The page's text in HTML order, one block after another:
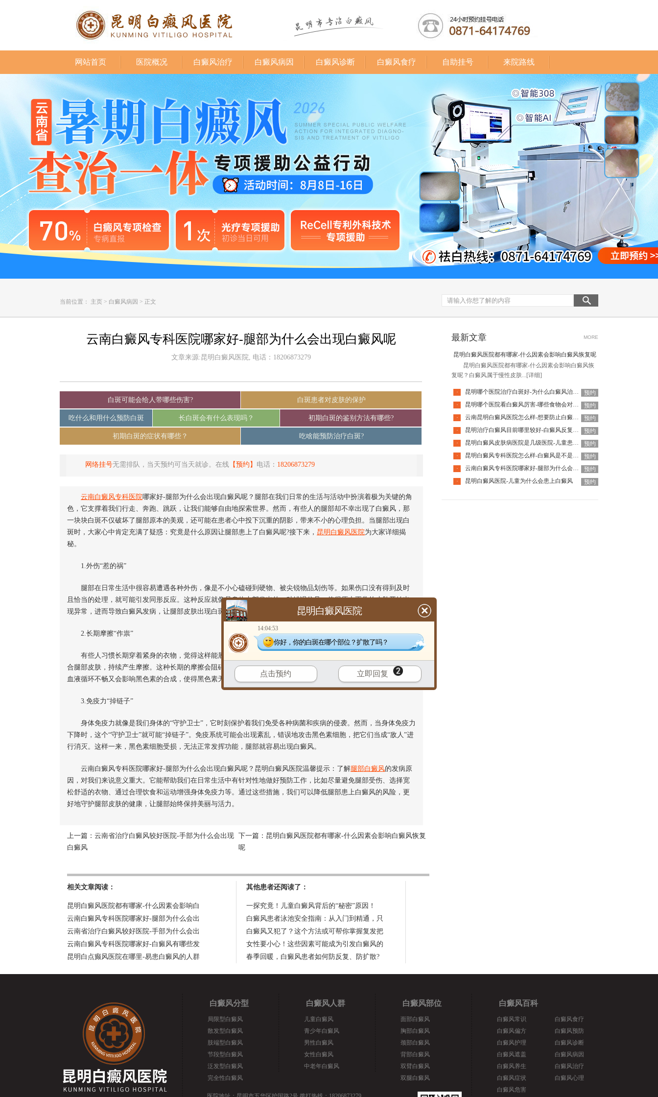
网站首页 医院概况 白癜风治疗 白癜风病因 白癜风诊断 白癜风食疗 自助挂号 来院路线
当前位置： 主页 > 白癜风病因 > 正文
云南白癜风专科医院哪家好-腿部为什么会出现白癜风呢
文章来源:昆明白癜风医院, 电话：18206873279
白斑可能会给人带哪些伤害? 白斑患者对皮肤的保护
吃什么和用什么预防白斑 长白斑会有什么表现吗？ 初期白斑的鉴别方法有哪些?
初期白斑的症状有哪些？ 吃啥能预防治疗白斑?
网络挂号无需排队，当天预约可当天就诊。在线 【预约】 电话： 18206873279
云南白癜风专科医院哪家好-腿部为什么会出现白癜风呢？腿部在我们日常的生活与活动中扮演着极为关键的角
色，它支撑着我们行走、奔跑、跳跃，让我们能够自由地探索世界。然而，有些人的腿部却不幸出现了白癜风，那
一块块白斑不仅破坏了腿部原本的美观，还可能在患者心中投下沉重的阴影，带来不小的心理负担。当腿部出现白
斑时，大家心中肯定充满了疑惑：究竟是什么原因让腿部患上了白癜风呢?接下来， 昆明白癜风医院为大家详细揭
秘。
1.外伤“惹的祸”
腿部在日常生活中很容易遭遇各种外伤，像是不小心磕碰到硬物、被尖锐物品划伤等。如果伤口没有得到及时
且恰当的处理，就可能引发同形反应。这种反应就像是身体内部发出的一种错误信号，使得原本正常的皮肤开始出
现异常，进而导致白癜风发病，让腿部皮肤出现白斑。
2.长期摩擦“作祟”
有些人习惯长期穿着紧身的衣物，觉得这样能展现身材或者更加舒适。但他们不知道的是，紧身衣物会紧紧贴
合腿部皮肤，持续产生摩擦。这种长期的摩擦会阻碍腿部皮肤的血液循环，就像给血液流动设置了一道道障碍。而
血液循环不畅又会影响黑色素的合成，使得黑色素无法正常生成和分布，从而增加了腿部患上白癜风的几率。
3.免疫力“掉链子”
身体免疫力就像是我们身体的“守护卫士”，它时刻保护着我们免受各种病菌和疾病的侵袭。然而，当身体免疫力
下降时，这个“守护卫士”就可能“掉链子”。免疫系统可能会出现紊乱，错误地攻击黑色素细胞，把它们当成“敌人”进
行消灭。这样一来，黑色素细胞受损，无法正常发挥功能，腿部就容易出现白癜风。
云南白癜风专科医院哪家好-腿部为什么会出现白癜风呢？昆明白癜风医院温馨提示：了解腿部白癜风的发病原
因，对我们来说意义重大。它能帮助我们在日常生活中有针对性地做好预防工作，比如尽量避免腿部受伤、选择宽
松舒适的衣物、通过合理饮食和运动增强身体免疫力等。通过这些措施，我们可以降低腿部患上白癜风的风险，更
好地守护腿部皮肤的健康，让腿部始终保持美丽与活力。
上一篇： 云南省治疗白癜风较好医院-手部为什么会出现
白癜风
下一篇： 昆明白癜风医院都有哪家-什么因素会影响白癜风恢复
呢
相关文章阅读：
昆明白癜风医院都有哪家-什么因素会影响白
云南白癜风专科医院哪家好-腿部为什么会出
云南省治疗白癜风较好医院-手部为什么会出
云南白癜风专科医院哪家好-白癜风有哪些发
昆明白点癫风医院在哪里-易患白癜风的人群
其他患者还阅读了：
一探究竟！儿童白癜风背后的“秘密”原因！
白癜风患者泳池安全指南：从入门到精通，只
白癜风又犯了？这个方法或可帮你掌握复发把
女性要小心！这些因素可能成为引发白癜风的
春季回暖，白癜风患者如何防反复、防扩散?
最新文章 MORE
昆明白癜风医院都有哪家-什么因素会影响白癜风恢复呢
昆明白癜风医院都有哪家-什么因素会影响白癜风恢
复呢？白癜风属于慢性皮肤... [详细]
· 昆明哪个医院治疗白斑好-为什么白癜风治疗难度大呢
预约
·
昆明哪个医院看白癜风厉害-哪些食物会对白癜风病情有影响呢
预约
·
云南昆明白癜风医院怎么样-想要防止白癜风复发日常该怎么做
预约
·
昆明治疗白癜风目前哪里较好-白癜风反复发作怎么办
预约
·
昆明白癜风皮肤病医院是几级医院-儿童患白癜风会有什么症状
预约
·
昆明白癜风专科医院怎么样-白癜风是不是一种传染病呢
预约
·
云南白癜风专科医院哪家好-腿部为什么会出现白癜风呢
预约
·
昆明白癜风医院-儿童为什么会患上白癜风 预约
白癜风分型
局限型白癜风
散发型白癜风
肢端型白癜风
节段型白癜风
泛发型白癜风
完全性白癜风
白癜风人群
儿童白癜风
青少年白癜风
男性白癜风
女性白癜风
中老年白癜风
白癜风部位
面部白癜风
胸部白癜风
颈部白癜风
背部白癜风
双臂白癜风
双腿白癜风
白癜风百科
白癜风常识
白癜风偏方
白癜风护理
白癜风遮盖
白癜风养生
白癜风症状
白癜风危害
白癜风食疗
白癜风预防
白癜风诊断
白癜风病因
白癜风治疗
白癜风心理
昆明白癜风医院
14:04:53
你好，你的白斑在哪个部位？扩散了吗？
点击预约 立即回复